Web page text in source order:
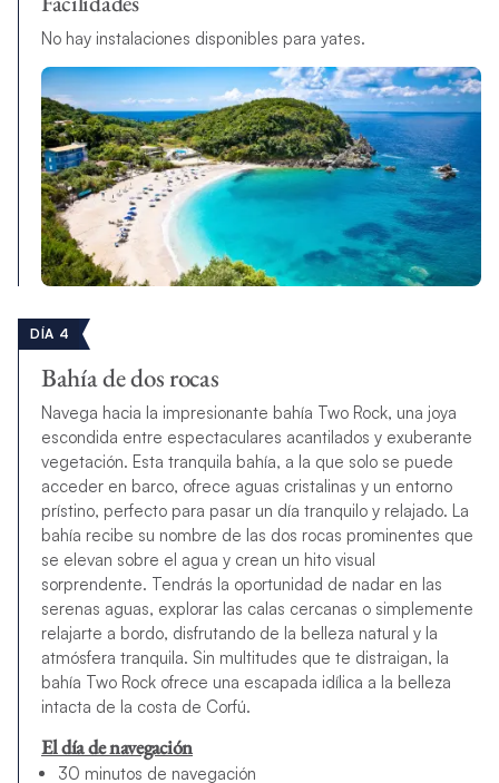
No hay instalaciones disponibles para yates.
DÍA 4
Bahía de dos rocas
Navega hacia la impresionante bahía Two Rock, una joya
escondida entre espectaculares acantilados y exuberante
vegetación. Esta tranquila bahía, a la que solo se puede
acceder en barco, ofrece aguas cristalinas y un entorno
prístino, perfecto para pasar un día tranquilo y relajado. La
bahía recibe su nombre de las dos rocas prominentes que
se elevan sobre el agua y crean un hito visual
sorprendente. Tendrás la oportunidad de nadar en las
serenas aguas, explorar las calas cercanas o simplemente
relajarte a bordo, disfrutando de la belleza natural y la
atmósfera tranquila. Sin multitudes que te distraigan, la
bahía Two Rock ofrece una escapada idílica a la belleza
intacta de la costa de Corfú.
El día de navegación
30 minutos de navegación